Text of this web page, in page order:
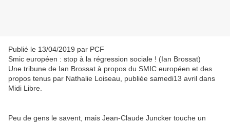
Publié le 13/04/2019 par PCF
Smic européen : stop à la régression sociale ! (Ian Brossat)
Une tribune de Ian Brossat à propos du SMIC européen et des
propos tenus par Nathalie Loiseau, publiée samedi13 avril dans
Midi Libre.
Peu de gens le savent, mais Jean-Claude Juncker touche un